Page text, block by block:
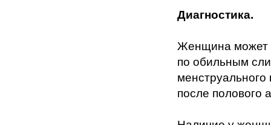
Диагностика.
Женщина может
по обильным
после полового